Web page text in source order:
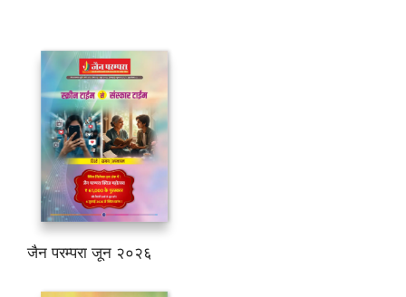
जैन परम्परा जून २०२६